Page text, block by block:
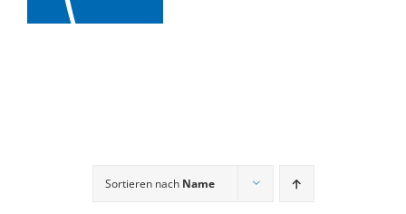
Sortieren nach Name